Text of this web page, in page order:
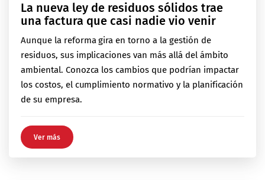
La nueva ley de residuos sólidos trae
una factura que casi nadie vio venir
Aunque la reforma gira en torno a la gestión de
residuos, sus implicaciones van más allá del ámbito
ambiental. Conozca los cambios que podrían impactar
los costos, el cumplimiento normativo y la planificación
de su empresa.
Ver más